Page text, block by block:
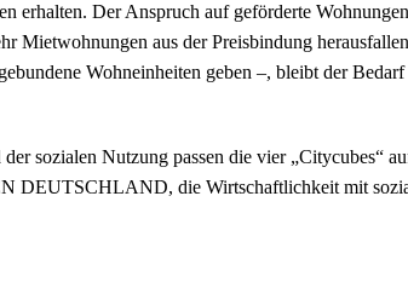
erhalten. Der Anspruch auf geförderte
Mietwohnungen aus der Preisbindung
Wohneinheiten geben –, bleibt der
sozialen Nutzung passen die vier „Citycubes“
DEUTSCHLAND, die Wirtschaftlichkeit mit